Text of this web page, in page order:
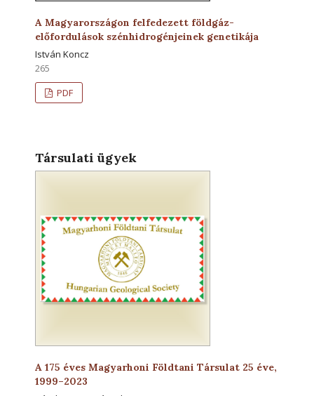
A Magyarországon felfedezett földgáz-
előfordulások szénhidrogénjeinek genetikája
István Koncz
265
PDF
Társulati ügyek
A 175 éves Magyarhoni Földtani Társulat 25 éve,
1999–2023